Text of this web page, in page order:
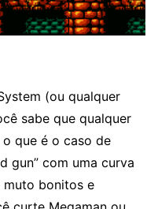
(ou qualquer
sabe que qualquer
que é o caso de
gun” com uma curva
muto bonitos e